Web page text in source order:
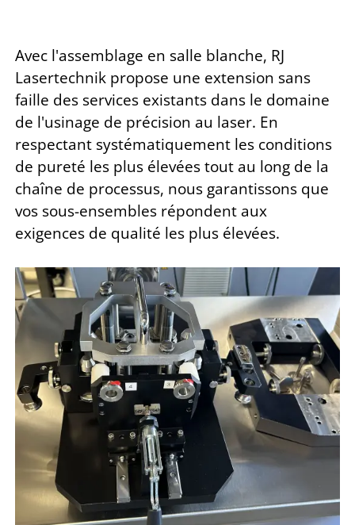
Avec l'assemblage en salle blanche, RJ
Lasertechnik propose une extension sans
faille des services existants dans le domaine
de l'usinage de précision au laser. En
respectant systématiquement les conditions
de pureté les plus élevées tout au long de la
chaîne de processus, nous garantissons que
vos sous-ensembles répondent aux
exigences de qualité les plus élevées.